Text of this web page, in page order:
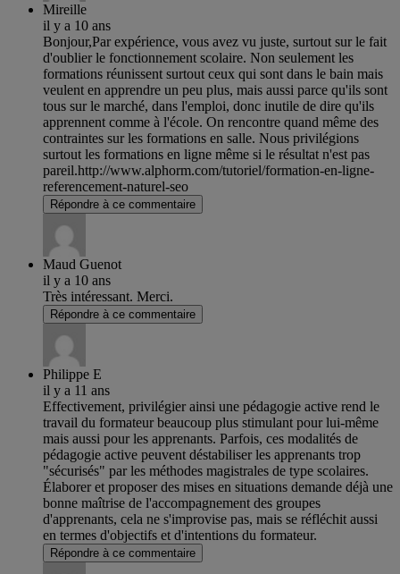
Mireille
il y a 10 ans
Bonjour,Par expérience, vous avez vu juste, surtout sur le fait
d'oublier le fonctionnement scolaire. Non seulement les
formations réunissent surtout ceux qui sont dans le bain mais
veulent en apprendre un peu plus, mais aussi parce qu'ils sont
tous sur le marché, dans l'emploi, donc inutile de dire qu'ils
apprennent comme à l'école. On rencontre quand même des
contraintes sur les formations en salle. Nous privilégions
surtout les formations en ligne même si le résultat n'est pas
pareil.http://www.alphorm.com/tutoriel/formation-en-ligne-
referencement-naturel-seo
Répondre à ce commentaire
Maud Guenot
il y a 10 ans
Très intéressant. Merci.
Répondre à ce commentaire
Philippe E
il y a 11 ans
Effectivement, privilégier ainsi une pédagogie active rend le
travail du formateur beaucoup plus stimulant pour lui-même
mais aussi pour les apprenants. Parfois, ces modalités de
pédagogie active peuvent déstabiliser les apprenants trop
"sécurisés" par les méthodes magistrales de type scolaires.
Élaborer et proposer des mises en situations demande déjà une
bonne maîtrise de l'accompagnement des groupes
d'apprenants, cela ne s'improvise pas, mais se réfléchit aussi
en termes d'objectifs et d'intentions du formateur.
Répondre à ce commentaire